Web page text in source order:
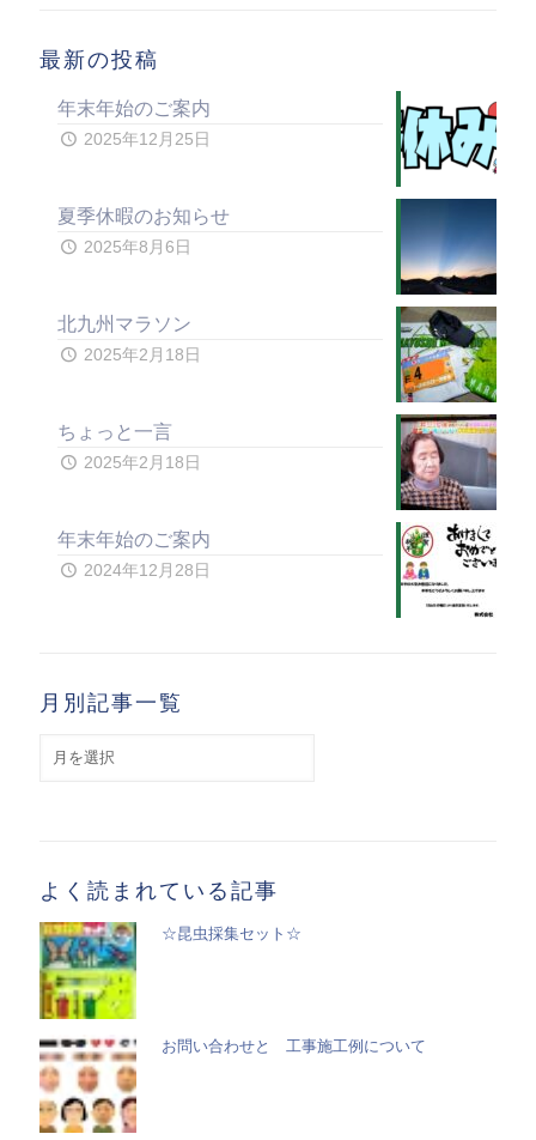
最新の投稿
年末年始のご案内
2025年12月25日
夏季休暇のお知らせ
2025年8月6日
北九州マラソン
2025年2月18日
ちょっと一言
2025年2月18日
年末年始のご案内
2024年12月28日
月別記事一覧
よく読まれている記事
☆昆虫採集セット☆
お問い合わせと 工事施工例について